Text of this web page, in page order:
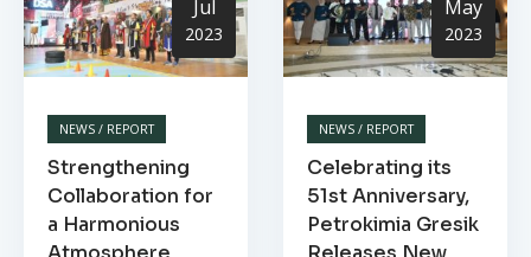
Jul
2023
NEWS / REPORT
Strengthening
Collaboration for
a Harmonious
May
2023
NEWS / REPORT
Celebrating its
51st Anniversary,
Petrokimia Gresik